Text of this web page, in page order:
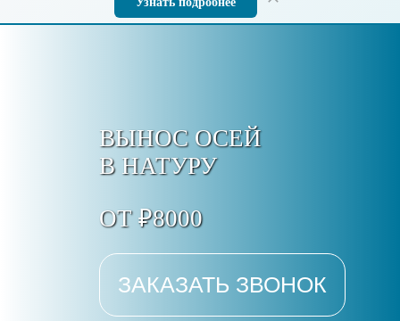
ВЫНОС ОСЕЙ
В НАТУРУ
ОТ ₽8000
ЗАКАЗАТЬ ЗВОНОК